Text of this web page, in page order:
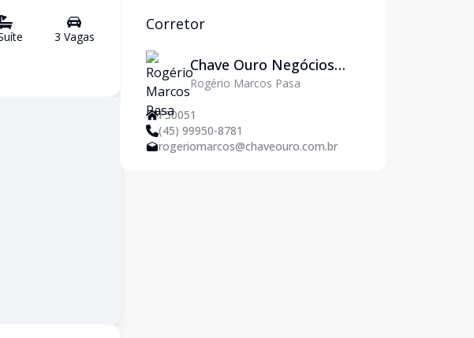
3 Vagas
Corretor
Chave Ouro Negócios
Imobiliários
Rogério Marcos Pasa
F50051
(45) 99950-8781
rogeriomarcos@chaveouro.com.br